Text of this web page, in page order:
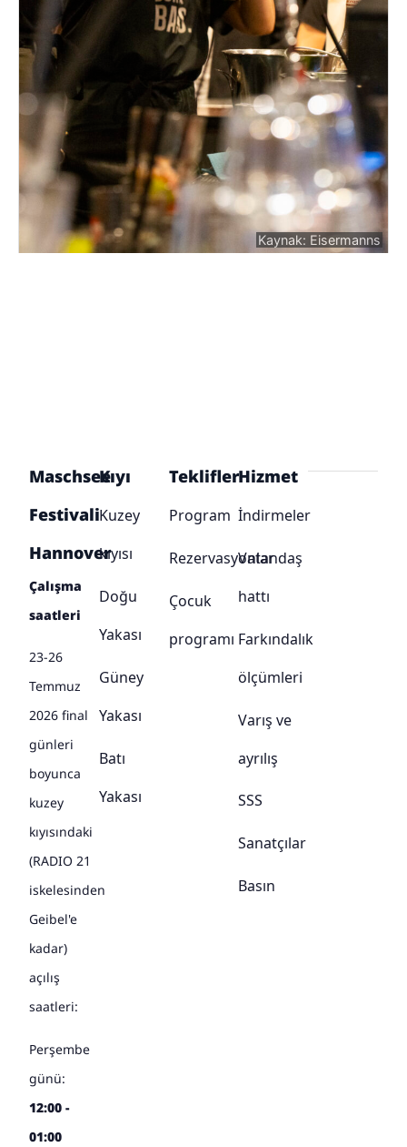
Kaynak: Eisermanns
Maschsee
Festivali
Hannover
Çalışma
saatleri
23-26
Temmuz
2026 final
günleri
boyunca
kuzey
kıyısındaki
(RADIO 21
iskelesinden
Geibel'e
kadar)
açılış
saatleri:
Perşembe
günü:
12:00 -
01:00
Kıyı
Kuzey
kıyısı
Doğu
Yakası
Güney
Yakası
Batı
Yakası
Teklifler
Program
Rezervasyonlar
Çocuk
programı
Hizmet
İndirmeler
Vatandaş
hattı
Farkındalık
ölçümleri
Varış ve
ayrılış
SSS
Sanatçılar
Basın